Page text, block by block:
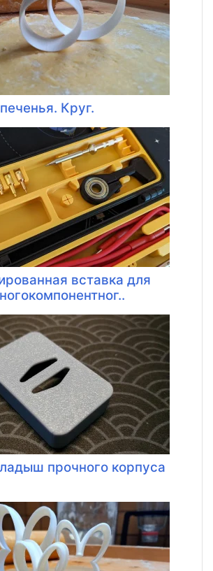
Круг.
вставка для
прочного корпуса